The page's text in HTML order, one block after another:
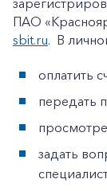
ПАО
sbit.ru. В
оплатить
передать
задать